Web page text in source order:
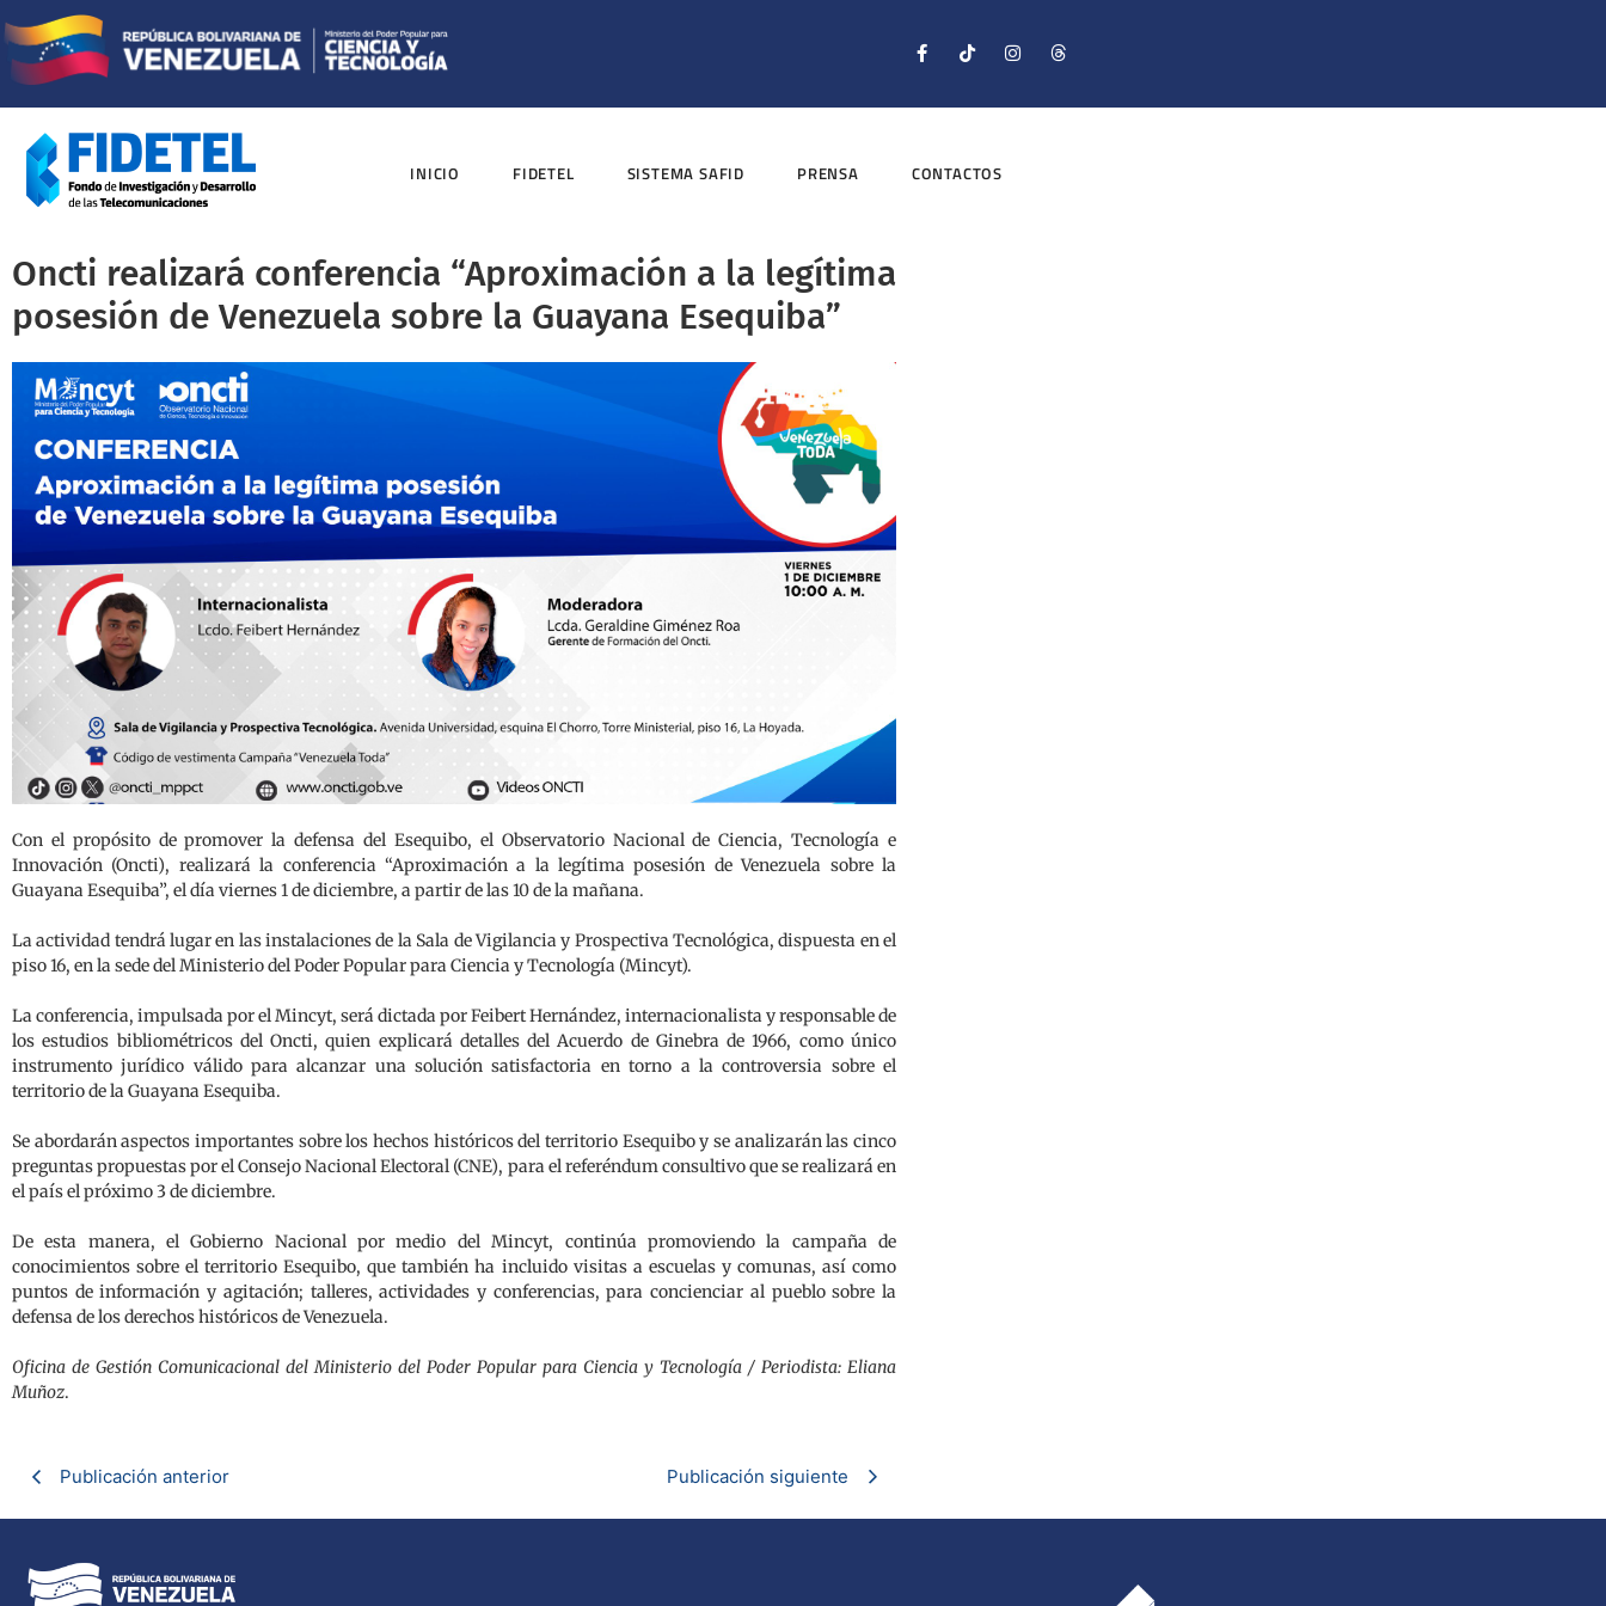
INICIO FIDETEL SISTEMA SAFID PRENSA CONTACTOS
Oncti realizará conferencia “Aproximación a la legítima
posesión de Venezuela sobre la Guayana Esequiba”
Con el propósito de promover la defensa del Esequibo, el Observatorio Nacional de Ciencia, Tecnología e
Innovación (Oncti), realizará la conferencia “Aproximación a la legítima posesión de Venezuela sobre la
Guayana Esequiba”, el día viernes 1 de diciembre, a partir de las 10 de la mañana.
La actividad tendrá lugar en las instalaciones de la Sala de Vigilancia y Prospectiva Tecnológica, dispuesta en el
piso 16, en la sede del Ministerio del Poder Popular para Ciencia y Tecnología (Mincyt).
La conferencia, impulsada por el Mincyt, será dictada por Feibert Hernández, internacionalista y responsable de
los estudios bibliométricos del Oncti, quien explicará detalles del Acuerdo de Ginebra de 1966, como único
instrumento jurídico válido para alcanzar una solución satisfactoria en torno a la controversia sobre el
territorio de la Guayana Esequiba.
Se abordarán aspectos importantes sobre los hechos históricos del territorio Esequibo y se analizarán las cinco
preguntas propuestas por el Consejo Nacional Electoral (CNE), para el referéndum consultivo que se realizará en
el país el próximo 3 de diciembre.
De esta manera, el Gobierno Nacional por medio del Mincyt, continúa promoviendo la campaña de
conocimientos sobre el territorio Esequibo, que también ha incluido visitas a escuelas y comunas, así como
puntos de información y agitación; talleres, actividades y conferencias, para concienciar al pueblo sobre la
defensa de los derechos históricos de Venezuela.
Oficina de Gestión Comunicacional del Ministerio del Poder Popular para Ciencia y Tecnología / Periodista: Eliana
Muñoz.
Publicación anterior Publicación siguiente